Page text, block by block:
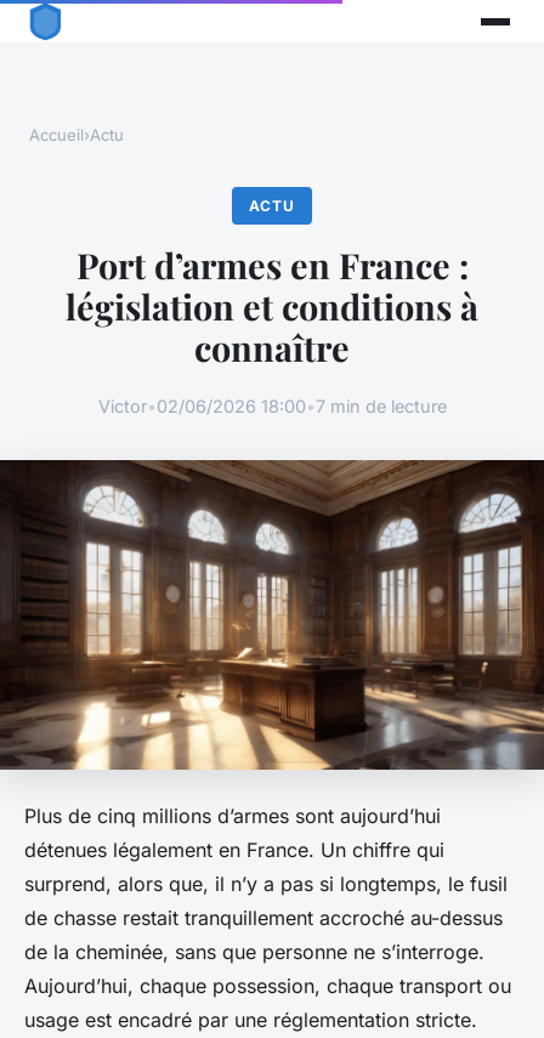
Accueil›Actu
ACTU
Port d’armes en France :
législation et conditions à
connaître
Victor•02/06/2026 18:00•7 min de lecture
Plus de cinq millions d’armes sont aujourd’hui
détenues légalement en France. Un chiffre qui
surprend, alors que, il n’y a pas si longtemps, le fusil
de chasse restait tranquillement accroché au-dessus
de la cheminée, sans que personne ne s’interroge.
Aujourd’hui, chaque possession, chaque transport ou
usage est encadré par une réglementation stricte.